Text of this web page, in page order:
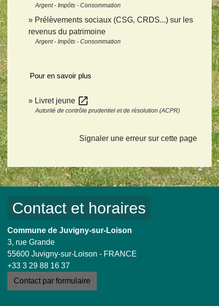
Argent - Impôts - Consommation
Prélèvements sociaux (CSG, CRDS...) sur les
revenus du patrimoine
Argent - Impôts - Consommation
Pour en savoir plus
Livret jeune open_in_new
Autorité de contrôle prudentiel et de résolution (ACPR)
Signaler une erreur sur cette page
Contact et horaires
Commune de Juvigny-sur-Loison
3, rue Grande
55600 Juvigny-sur-Loison - FRANCE
+33 3 29 88 16 37
Contact par formulaire